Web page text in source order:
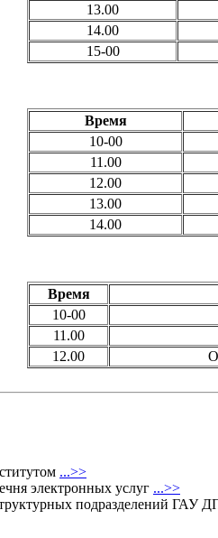
13.00
14.00
15-00
Время
10-00
11.00
12.00
13.00
14.00
Время
10-00
11.00
12.00
...>>
электронных услуг ...>>
подразделений